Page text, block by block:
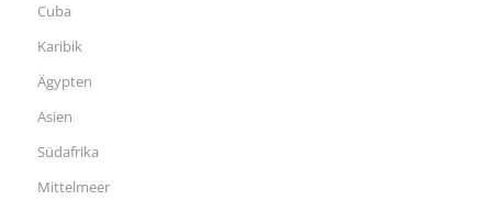
Cuba
Karibik
Ägypten
Asien
Südafrika
Mittelmeer